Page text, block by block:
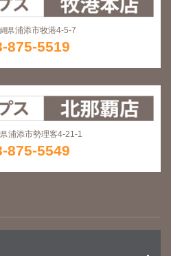
県 浦添市牧港4-5-7
875-5519
浦添市勢理客4-21-1
875-5549